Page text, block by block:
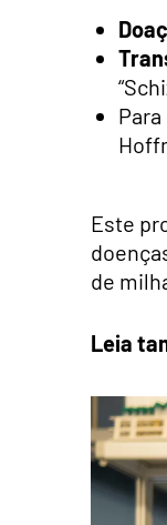
Este
de
Leia